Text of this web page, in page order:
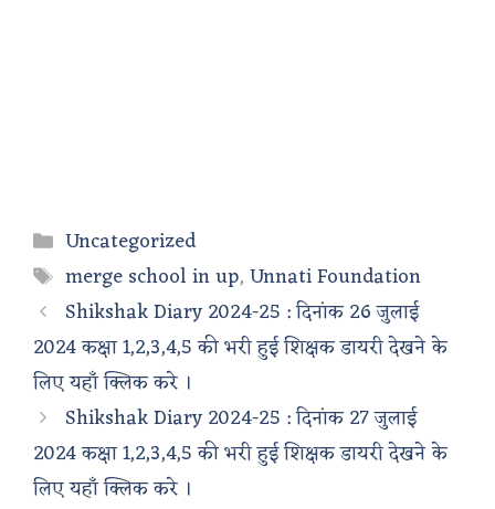
Categories
Uncategorized
Tags
merge school in up,Unnati Foundation
Shikshak Diary 2024-25 : दिनांक 26 जुलाई
2024 कक्षा 1,2,3,4,5 की भरी हुई शिक्षक डायरी देखने के
लिए यहाँ क्लिक करे ।
Shikshak Diary 2024-25 : दिनांक 27 जुलाई
2024 कक्षा 1,2,3,4,5 की भरी हुई शिक्षक डायरी देखने के
लिए यहाँ क्लिक करे ।